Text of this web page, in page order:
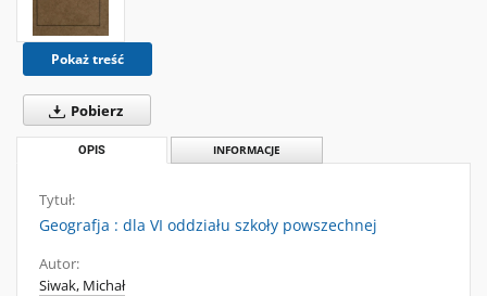
Pokaż treść
Pobierz
OPIS INFORMACJE
Tytuł:
Geografja : dla VI oddziału szkoły powszechnej
Autor:
Siwak, Michał